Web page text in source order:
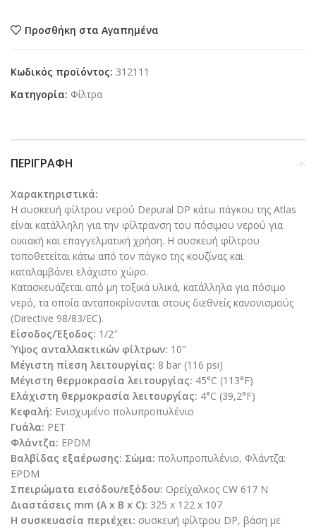
Προσθήκη στα Αγαπημένα
Κωδικός προϊόντος: 312111
Κατηγορία: Φίλτρα
ΠΕΡΙΓΡΑΦΉ
Χαρακτηριστικά:
Η συσκευή φίλτρου νερού Depural DP κάτω πάγκου της Atlas
είναι κατάλληλη για την φίλτρανση του πόσιμου νερού για
οικιακή και επαγγελματική χρήση. Η συσκευή φίλτρου
τoποθετείται κάτω από τον πάγκο της κουζίνας και
καταλαμβάνει ελάχιστο χώρο.
Κατασκευάζεται από μη τοξικά υλικά, κατάλληλα για πόσιμο
νερό, τα οποία ανταποκρίνονται στους διεθνείς κανονισμούς
(Directive 98/83/EC).
Είσοδος/Έξοδος: 1/2″
Ύψος ανταλλακτικών φίλτρων: 10″
Μέγιστη πίεση λειτουργίας: 8 bar (116 psi)
Μέγιστη θερμοκρασία λειτουργίας: 45°C (113°F)
Ελάχιστη θερμοκρασία λειτουργίας: 4°C (39,2°F)
Κεφαλή: Ενισχυμένο πολυπροπυλένιο
Γυάλα: PET
Φλάντζα: EPDM
Βαλβίδας εξαέρωσης: Σώμα: πολυπροπυλένιο, Φλάντζα:
EPDM
Σπειρώματα εισόδου/εξόδου: Ορείχαλκος CW 617 N
Διαστάσεις mm (A x B x C): 325 x 122 x 107
Η συσκευασία περιέχει: συσκευή φίλτρου DP, βάση με